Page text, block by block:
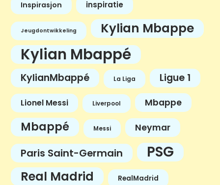
Inspirasjon inspiratie
Jeugdontwikkeling Kylian Mbappe
Kylian Mbappé
KylianMbappé La Liga Ligue 1
Lionel Messi Liverpool Mbappe
Mbappé Messi Neymar
Paris Saint-Germain PSG
Real Madrid RealMadrid